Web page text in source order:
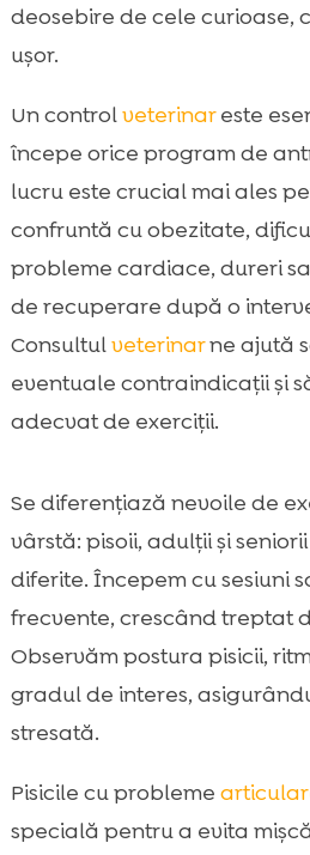
deosebire de cele curioase,
ușor.
Un controlveterinareste
începe orice program de
lucru este crucial mai ales
confruntă cu obezitate,
probleme cardiace, dureri
de recuperare după o
Consultulveterinarne ajută
eventuale contraindicații și
adecvat de exerciții.
Se diferențiază nevoile de
vârstă: pisoii, adulții și
diferite. Începem cu sesiuni
frecvente, crescând treptat
Observăm postura pisicii,
gradul de interes,
stresată.
Pisicile cu probleme
specială pentru a evita